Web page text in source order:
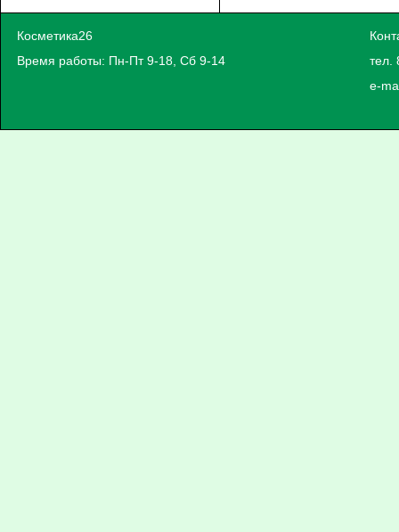
Косметика26
Время работы: Пн-Пт 9-18, Сб 9-14
тел.
e-